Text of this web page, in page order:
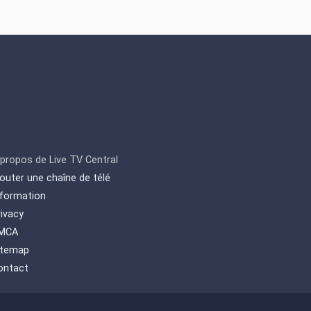
de Live TV Central
une chaîne de télé